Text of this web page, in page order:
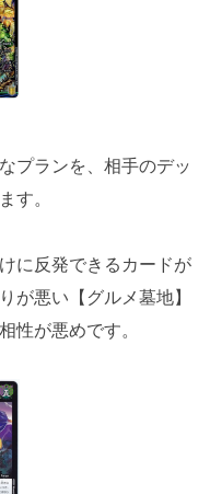
プランを、相手のデッ
す。
に反発できるカードが
が悪い【グルメ墓地】
性が悪めです。